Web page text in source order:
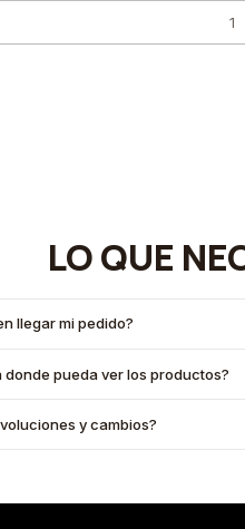
LO QUE
llegar mi pedido?
pueda ver los productos?
y cambios?